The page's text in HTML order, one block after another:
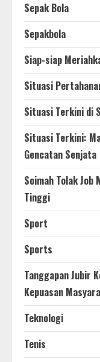
Sepak Bola
Sepakbola
Siap-siap
Situasi
Situasi Terkini di
Situasi Terkini:
Gencatan Senjata
Soimah Tolak Job
Tinggi
Sport
Sports
Tanggapan Jubir
Kepuasan
Teknologi
Tenis